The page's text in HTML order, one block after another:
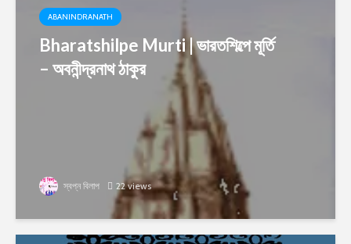
ABANINDRANATH
Bharatshilpe Murti | ভারতশিল্পে মূর্তি
– অবনীন্দ্রনাথ ঠাকুর
স্বপ্ন বিলাপ 22 views